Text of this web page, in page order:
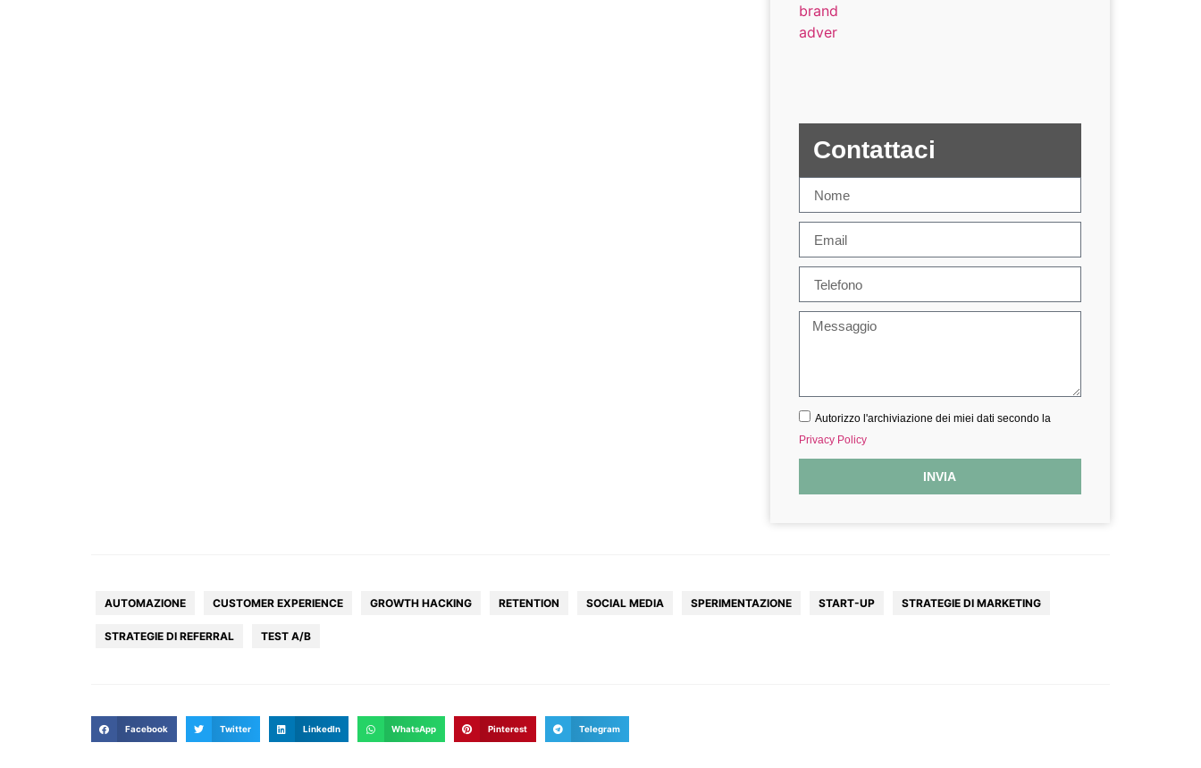
Contattaci
Autorizzo l'archiviazione dei miei dati secondo la
Privacy Policy
INVIA
AUTOMAZIONE CUSTOMER EXPERIENCE GROWTH HACKING RETENTION SOCIAL MEDIA SPERIMENTAZIONE START-UP STRATEGIE DI MARKETING
STRATEGIE DI REFERRAL TEST A/B
Facebook Twitter LinkedIn WhatsApp Pinterest Telegram